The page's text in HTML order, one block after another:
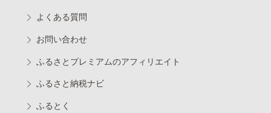
よくある質問
お問い合わせ
ふるさとプレミアムのアフィリエイト
ふるさと納税ナビ
ふるとく